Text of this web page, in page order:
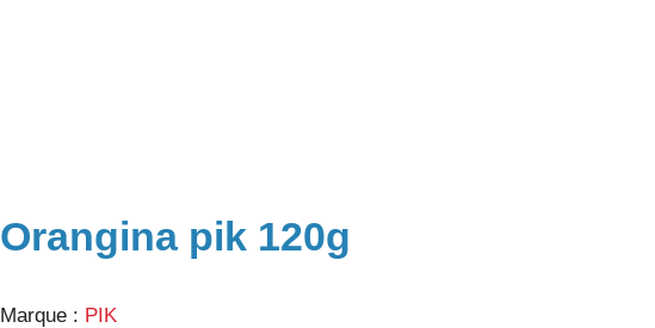
Orangina pik 120g
Marque : PIK